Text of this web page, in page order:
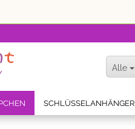
Alle
SCHLÜSSELANHÄNGER